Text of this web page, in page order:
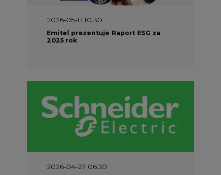
2026-05-11 10:30
Emitel prezentuje Raport ESG za
2025 rok
2026-04-27 06:30